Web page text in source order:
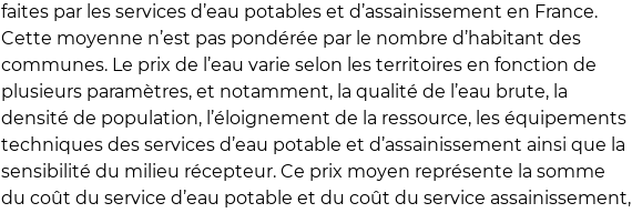
faites par les services d’eau potables et d’assainissement en France.
Cette moyenne n’est pas pondérée par le nombre d’habitant des
communes. Le prix de l’eau varie selon les territoires en fonction de
plusieurs paramètres, et notamment, la qualité de l’eau brute, la
densité de population, l’éloignement de la ressource, les équipements
techniques des services d’eau potable et d’assainissement ainsi que la
sensibilité du milieu récepteur. Ce prix moyen représente la somme
du coût du service d’eau potable et du coût du service assainissement,